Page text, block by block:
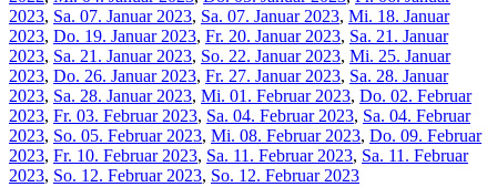
2023, Sa. 07. Januar 2023, Sa. 07. Januar 2023, Mi. 18. Januar
2023, Do. 19. Januar 2023, Fr. 20. Januar 2023, Sa. 21. Januar
2023, Sa. 21. Januar 2023, So. 22. Januar 2023, Mi. 25. Januar
2023, Do. 26. Januar 2023, Fr. 27. Januar 2023, Sa. 28. Januar
2023, Sa. 28. Januar 2023, Mi. 01. Februar 2023, Do. 02. Februar
2023, Fr. 03. Februar 2023, Sa. 04. Februar 2023, Sa. 04. Februar
2023, So. 05. Februar 2023, Mi. 08. Februar 2023, Do. 09. Februar
2023, Fr. 10. Februar 2023, Sa. 11. Februar 2023, Sa. 11. Februar
2023, So. 12. Februar 2023, So. 12. Februar 2023